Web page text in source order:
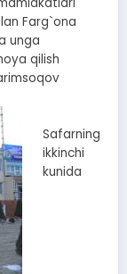
Farg`ona
unga
qilish
Safarning
ikkinchi
kunida